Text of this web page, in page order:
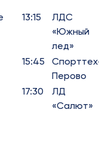
13:15
ЛДС
«Южный
лед»
15:45
Перово
17:30
ЛД
«Салют»